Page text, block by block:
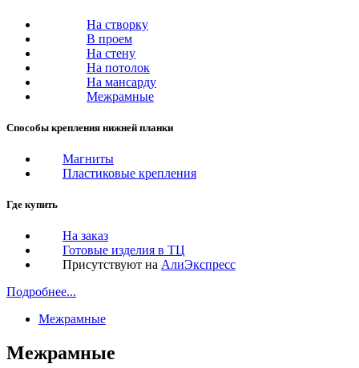
На створку
В проем
На стену
На потолок
На мансарду
Межрамные
Способы крепления нижней планки
Магниты
Пластиковые крепления
Где купить
На заказ
Готовые изделия в ТЦ
Присутствуют на АлиЭкспресс
Подробнее...
Межрамные
Межрамные